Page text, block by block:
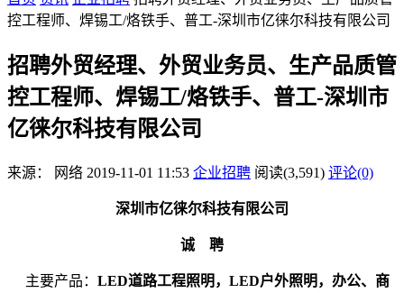
控工程师、焊锡工/烙铁手、普工-深圳市亿徕尔科技有限公司
招聘外贸经理、外贸业务员、生产品质管
控工程师、焊锡工/烙铁手、普工-深圳市
亿徕尔科技有限公司
来源： 网络 2019-11-01 11:53 企业招聘 阅读(3,591) 评论(0)
深圳市亿徕尔科技有限公司
诚 聘
主要产品： LED道路工程照明，LED户外照明，办公、商